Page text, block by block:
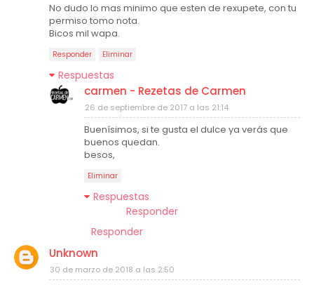
No dudo lo mas minimo que esten de rexupete, con tu
permiso tomo nota.
Bicos mil wapa.
Responder Eliminar
Respuestas
carmen - Rezetas de Carmen
26 de septiembre de 2017 a las 21:14
Buenísimos, si te gusta el dulce ya verás que
buenos quedan.
besos,
Eliminar
Respuestas
Responder
Responder
Unknown
30 de marzo de 2018 a las 2:50